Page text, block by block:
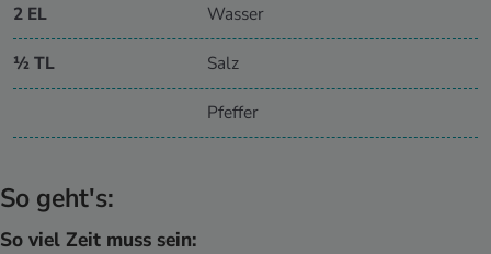
2 EL Wasser
½ TL Salz
Pfeffer
So geht's:
So viel Zeit muss sein: